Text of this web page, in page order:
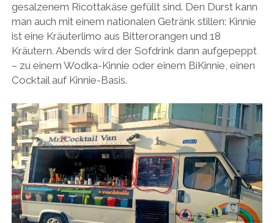
gesalzenem Ricottakäse gefüllt sind. Den Durst kann
man auch mit einem nationalen Getränk stillen: Kinnie
ist eine Kräuterlimo aus Bitterorangen und 18
Kräutern. Abends wird der Sofdrink dann aufgepeppt
– zu einem Wodka-Kinnie oder einem BiKinnie, einen
Cocktail auf Kinnie-Basis.